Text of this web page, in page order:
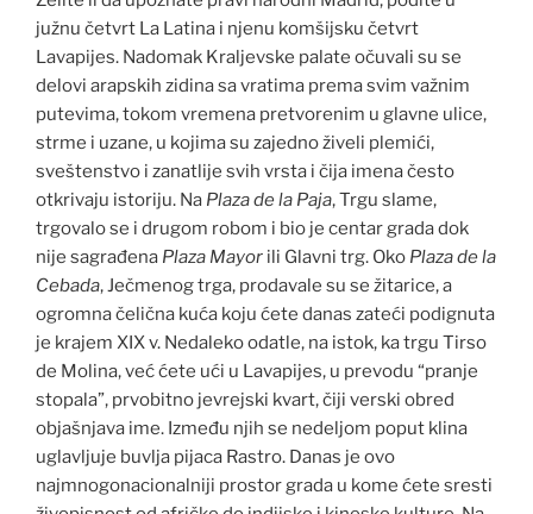
južnu četvrt La Latina i njenu komšijsku četvrt
Lavapijes. Nadomak Kraljevske palate očuvali su se
delovi arapskih zidina sa vratima prema svim važnim
putevima, tokom vremena pretvorenim u glavne ulice,
strme i uzane, u kojima su zajedno živeli plemići,
sveštenstvo i zanatlije svih vrsta i čija imena često
otkrivaju istoriju. Na Plaza de la Paja, Trgu slame,
trgovalo se i drugom robom i bio je centar grada dok
nije sagrađena Plaza Mayor ili Glavni trg. Oko Plaza de la
Cebada, Ječmenog trga, prodavale su se žitarice, a
ogromna čelična kuća koju ćete danas zateći podignuta
je krajem XIX v. Nedaleko odatle, na istok, ka trgu Tirso
de Molina, već ćete ući u Lavapijes, u prevodu “pranje
stopala”, prvobitno jevrejski kvart, čiji verski obred
objašnjava ime. Između njih se nedeljom poput klina
uglavljuje buvlja pijaca Rastro. Danas je ovo
najmnogonacionalniji prostor grada u kome ćete sresti